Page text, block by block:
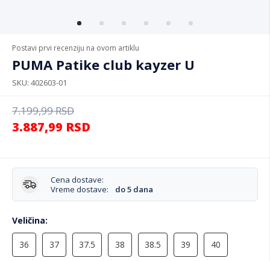
Postavi prvi recenziju na ovom artiklu
PUMA Patike club kayzer U
SKU 402603-01
7.199,99RSD
3.887,99 RSD
Cena dostave:
Vreme dostave:
do 5 dana
Veličina
36 37 37.5 38 38.5 39 40